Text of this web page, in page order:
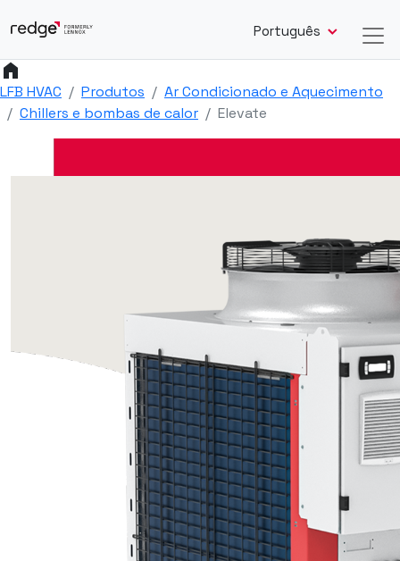
Português
home
LFB HVAC Produtos
Ar Condicionado e Aquecimento
Chillers e bombas de calor
Elevate